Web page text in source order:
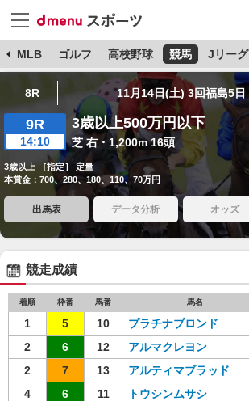
MLB ゴルフ 高校野球 競馬 Jリーグ
8R 11月14日(土) 3回福島5日
9R
14:10
3歳以上500万円以下
芝 右・1,200m 16頭
3歳以上 ［指定］ 定量
本賞金：700、280、180、110、70万円
出馬表 データ分析 オッズ
競走成績
着順 枠番 馬番 馬名
1 5 10 プラチナブロンド
2
6 12 アルマクレヨン
2
7 13 アルティマブラッド
4
6 11 トウシンムサシ